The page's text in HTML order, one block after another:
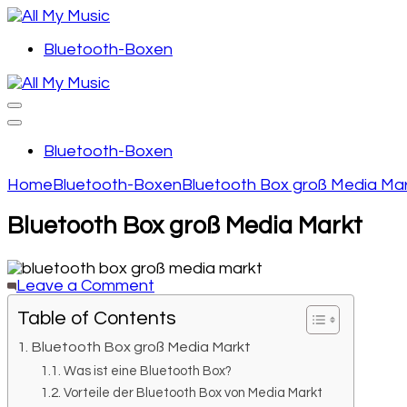
Skip
content
Enter)
All My Music
Music is all mine!
Bluetooth-Boxen
All My Music
Music is all mine!
Bluetooth-Boxen
HomeBluetooth-BoxenBluetooth Box groß Media
Bluetooth Box groß Media Markt
Leave a Comment
Box
Media
Markt
Table of Contents
Bluetooth Box groß Media Markt
Was ist eine Bluetooth Box?
Vorteile der Bluetooth Box von Media Markt